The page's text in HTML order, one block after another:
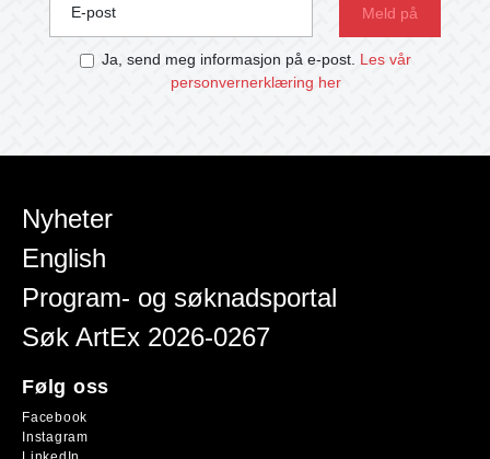
E-post
Ja, send meg informasjon på e-post. Les vår
personvernerklæring her
Nyheter
English
Program- og søknadsportal
Søk ArtEx 2026-0267
Følg oss
Facebook
Instagram